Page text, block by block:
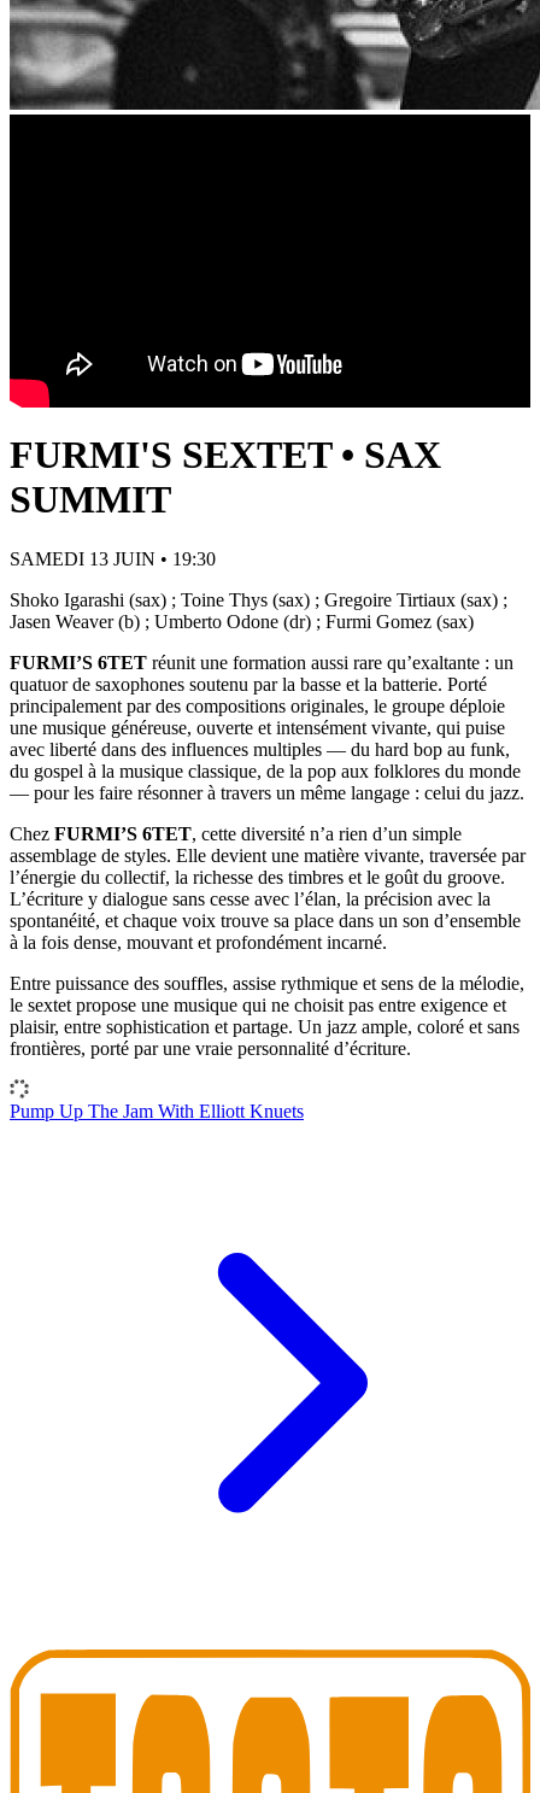
FURMI'S SEXTET • SAX
SUMMIT
SAMEDI 13 JUIN • 19:30
Shoko Igarashi (sax) ; Toine Thys (sax) ; Gregoire Tirtiaux (sax) ;
Jasen Weaver (b) ; Umberto Odone (dr) ; Furmi Gomez (sax)
FURMI’S 6TET réunit une formation aussi rare qu’exaltante : un
quatuor de saxophones soutenu par la basse et la batterie. Porté
principalement par des compositions originales, le groupe déploie
une musique généreuse, ouverte et intensément vivante, qui puise
avec liberté dans des influences multiples — du hard bop au funk,
du gospel à la musique classique, de la pop aux folklores du monde
— pour les faire résonner à travers un même langage : celui du jazz.
Chez FURMI’S 6TET, cette diversité n’a rien d’un simple
assemblage de styles. Elle devient une matière vivante, traversée par
l’énergie du collectif, la richesse des timbres et le goût du groove.
L’écriture y dialogue sans cesse avec l’élan, la précision avec la
spontanéité, et chaque voix trouve sa place dans un son d’ensemble
à la fois dense, mouvant et profondément incarné.
Entre puissance des souffles, assise rythmique et sens de la mélodie,
le sextet propose une musique qui ne choisit pas entre exigence et
plaisir, entre sophistication et partage. Un jazz ample, coloré et sans
frontières, porté par une vraie personnalité d’écriture.
Pump Up The Jam With Elliott Knuets